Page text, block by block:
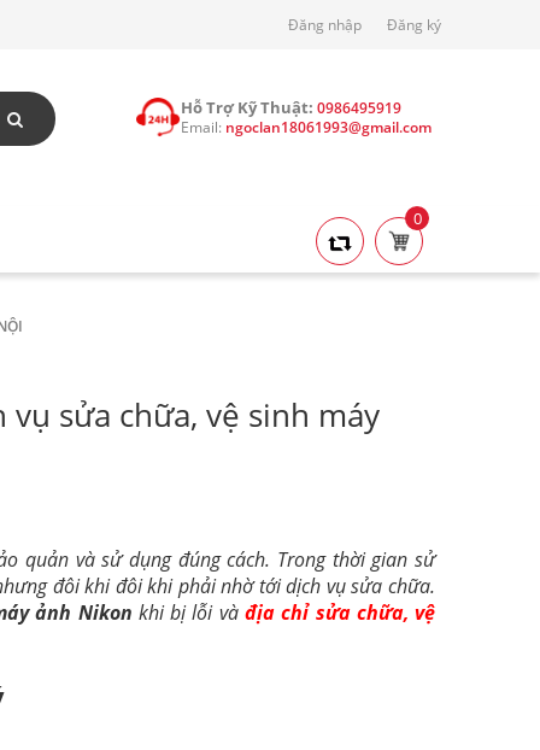
Đăng nhập Đăng ký
Hỗ Trợ Kỹ Thuật:0986495919
Email: ngoclan18061993@gmail.com
0
sửa chữa, vệ sinh máy
quản và sử dụng đúng cách. Trong thời gian sử
đôi khi đôi khi phải nhờ tới dịch vụ sửa chữa.
ảnh Nikon khi bị lỗi và địa chỉ sửa chữa, vệ